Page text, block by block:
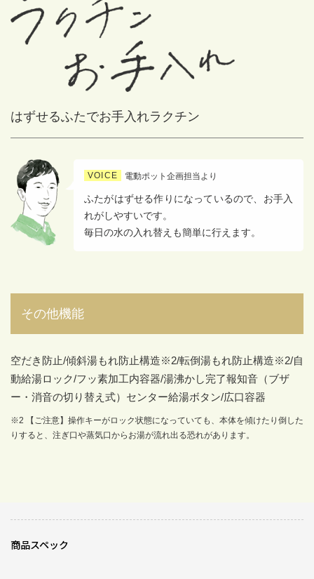
はずせるふたでお手入れラクチン
VOICE 電動ポット企画担当より
ふたがはずせる作りになっているので、お手入
れがしやすいです。
毎日の水の入れ替えも簡単に行えます。
その他機能
空だき防止/傾斜湯もれ防止構造※2/転倒湯もれ防止構造※2/自
動給湯ロック/フッ素加工内容器/湯沸かし完了報知音（ブザ
ー・消音の切り替え式）センター給湯ボタン/広口容器
※2 【ご注意】操作キーがロック状態になっていても、本体を傾けたり倒した
りすると、注ぎ口や蒸気口からお湯が流れ出る恐れがあります。
商品スペック